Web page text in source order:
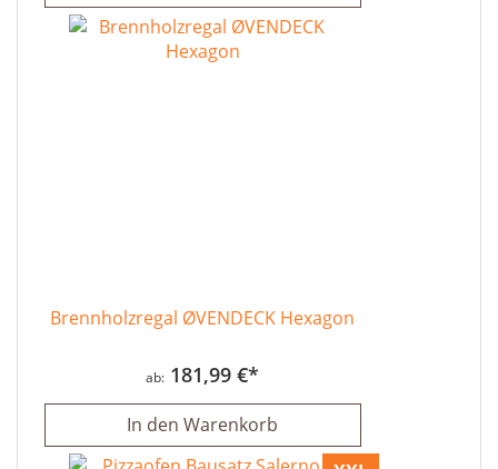
Brennholzregal ØVENDECK Hexagon
ab 181,99 €
In den Warenkorb